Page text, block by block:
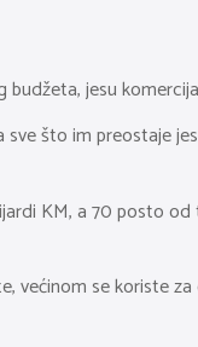
jesu
što im preostaje
KM, a 70 posto
većinom se koriste